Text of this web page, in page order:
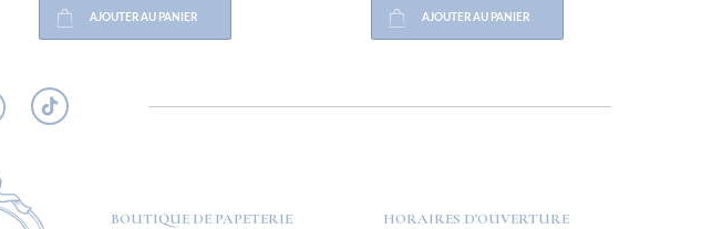
AJOUTER AU PANIER AJOUTER AU PANIER
BOUTIQUE DE PAPETERIE HORAIRES D'OUVERTURE